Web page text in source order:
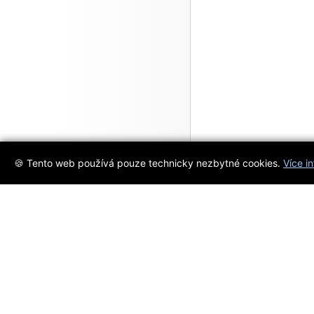
🍪 Tento web používá pouze technicky nezbytné cookies. Více